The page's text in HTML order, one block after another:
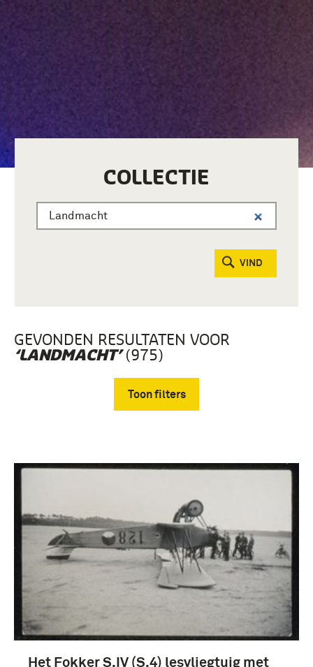
COLLECTIE
VIND
GEVONDEN RESULTATEN VOOR
‘LANDMACHT’(975)
Toon filters
Fotografisch materiaal, Collectie Dik Top (975)
Koninklijke Landmacht (975)
Luchtvaartafdeling (LVA) (1913-1939) (975)
Het Fokker S.IV (S.4) lesvliegtuig met